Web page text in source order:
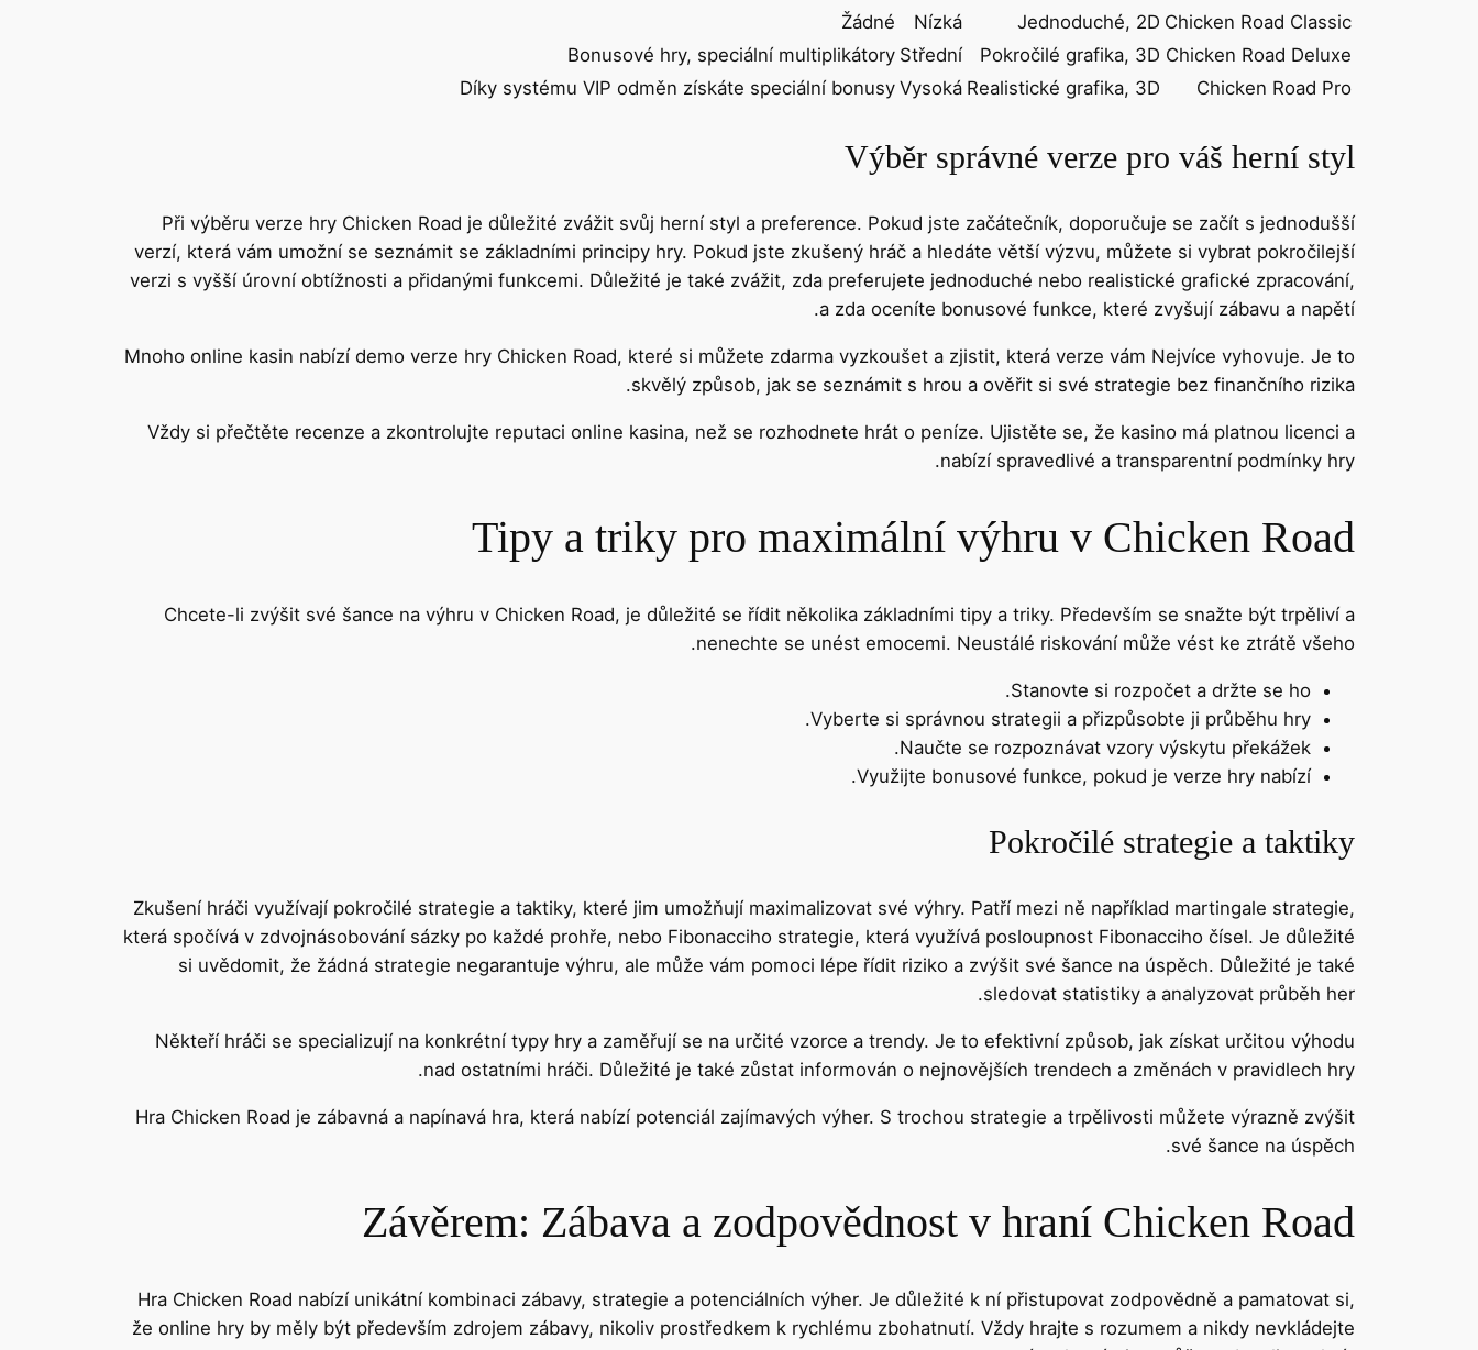
Chicken Road Classic
Jednoduché, 2D
Nízká
Žádné
Chicken Road Deluxe
Pokročilé grafika, 3D
Střední
Bonusové hry, speciální multiplikátory
Chicken Road Pro
Realistické grafika, 3D
Vysoká
Díky systému VIP odměn získáte speciální bonusy
Výběr správné verze pro váš herní styl
Při výběru verze hry Chicken Road je důležité zvážit svůj herní styl a preference. Pokud jste začátečník, doporučuje se začít s jednodušší
verzí, která vám umožní se seznámit se základními principy hry. Pokud jste zkušený hráč a hledáte větší výzvu, můžete si vybrat pokročilejší
verzi s vyšší úrovní obtížnosti a přidanými funkcemi. Důležité je také zvážit, zda preferujete jednoduché nebo realistické grafické zpracování,
a zda oceníte bonusové funkce, které zvyšují zábavu a napětí.
Mnoho online kasin nabízí demo verze hry Chicken Road, které si můžete zdarma vyzkoušet a zjistit, která verze vám Nejvíce vyhovuje. Je to
skvělý způsob, jak se seznámit s hrou a ověřit si své strategie bez finančního rizika.
Vždy si přečtěte recenze a zkontrolujte reputaci online kasina, než se rozhodnete hrát o peníze. Ujistěte se, že kasino má platnou licenci a
nabízí spravedlivé a transparentní podmínky hry.
Tipy a triky pro maximální výhru v Chicken Road
Chcete-li zvýšit své šance na výhru v Chicken Road, je důležité se řídit několika základními tipy a triky. Především se snažte být trpěliví a
nenechte se unést emocemi. Neustálé riskování může vést ke ztrátě všeho.
Stanovte si rozpočet a držte se ho.
Vyberte si správnou strategii a přizpůsobte ji průběhu hry.
Naučte se rozpoznávat vzory výskytu překážek.
Využijte bonusové funkce, pokud je verze hry nabízí.
Pokročilé strategie a taktiky
Zkušení hráči využívají pokročilé strategie a taktiky, které jim umožňují maximalizovat své výhry. Patří mezi ně například martingale strategie,
která spočívá v zdvojnásobování sázky po každé prohře, nebo Fibonacciho strategie, která využívá posloupnost Fibonacciho čísel. Je důležité
si uvědomit, že žádná strategie negarantuje výhru, ale může vám pomoci lépe řídit riziko a zvýšit své šance na úspěch. Důležité je také
sledovat statistiky a analyzovat průběh her.
Někteří hráči se specializují na konkrétní typy hry a zaměřují se na určité vzorce a trendy. Je to efektivní způsob, jak získat určitou výhodu
nad ostatními hráči. Důležité je také zůstat informován o nejnovějších trendech a změnách v pravidlech hry.
Hra Chicken Road je zábavná a napínavá hra, která nabízí potenciál zajímavých výher. S trochou strategie a trpělivosti můžete výrazně zvýšit
své šance na úspěch.
Závěrem: Zábava a zodpovědnost v hraní Chicken Road
Hra Chicken Road nabízí unikátní kombinaci zábavy, strategie a potenciálních výher. Je důležité k ní přistupovat zodpovědně a pamatovat si,
že online hry by měly být především zdrojem zábavy, nikoliv prostředkem k rychlému zbohatnutí. Vždy hrajte s rozumem a nikdy nevkládejte